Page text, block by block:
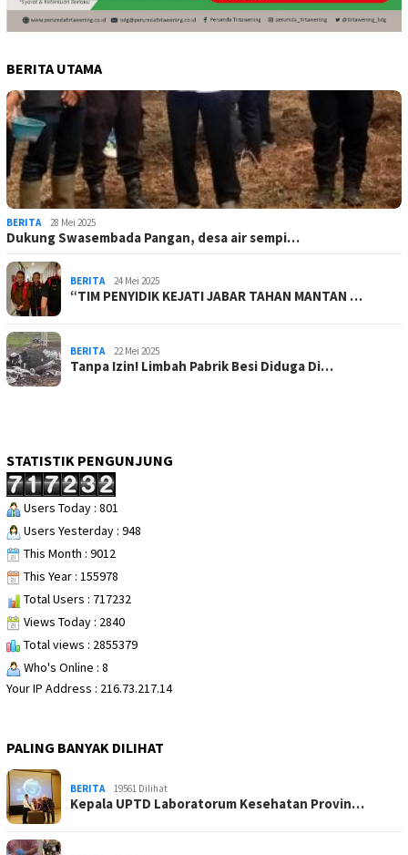
BERITA UTAMA
BERITA 28 Mei 2025
Dukung Swasembada Pangan, desa air sempi…
BERITA 24 Mei 2025
“TIM PENYIDIK KEJATI JABAR TAHAN MANTAN …
BERITA 22 Mei 2025
Tanpa Izin! Limbah Pabrik Besi Diduga Di…
STATISTIK PENGUNJUNG
Users Today : 801
Users Yesterday : 948
This Month : 9012
This Year : 155978
Total Users : 717232
Views Today : 2840
Total views : 2855379
Who's Online : 8
Your IP Address : 216.73.217.14
PALING BANYAK DILIHAT
BERITA 19561 Dilihat
Kepala UPTD Laboratorum Kesehatan Provin…